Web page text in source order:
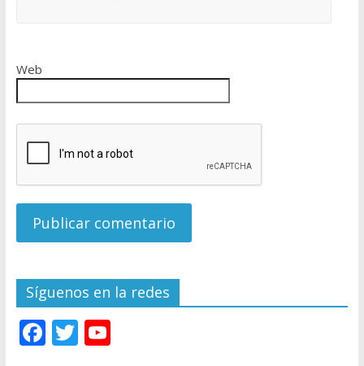
Web
Síguenos en la redes
F T Y